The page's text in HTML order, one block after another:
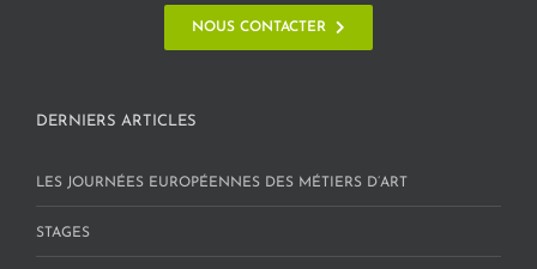
NOUS CONTACTER
DERNIERS ARTICLES
LES JOURNÉES EUROPÉENNES DES MÉTIERS D’ART
STAGES